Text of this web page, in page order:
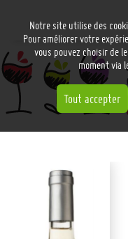
Notre site utilise des
Pour améliorer votre
vous pouvez choisir de
moment via
Tout accepter